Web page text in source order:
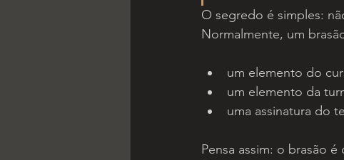
O segredo é simples:
Normalmente, um
um elemento do
um elemento da
uma assinatura do
Pensa assim: o brasão